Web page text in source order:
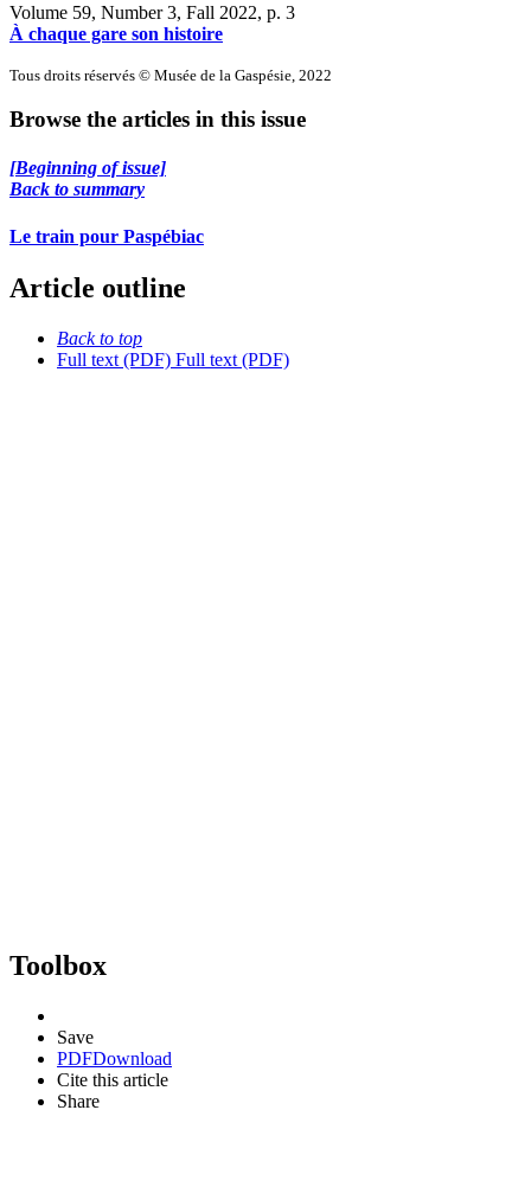
Volume 59, Number 3, Fall 2022, p. 3
À chaque gare son histoire
Tous droits réservés © Musée de la Gaspésie, 2022
Browse the articles in this issue
[Beginning of issue]
Back to summary
Le train pour Paspébiac
Article outline
Back to top
Full text (PDF) Full text (PDF)
Toolbox
Save
PDFDownload
Cite this article
Share